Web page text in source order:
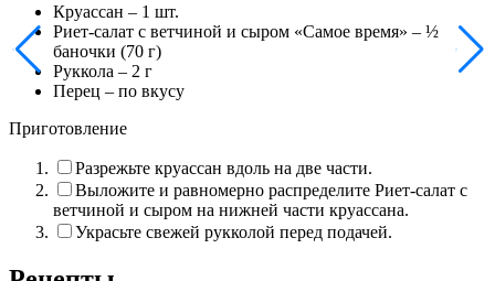
Круассан – 1 шт.
Риет-салат с ветчиной и сыром «Самое время» – ½
баночки (70 г)
Руккола – 2 г
Перец – по вкусу
Приготовление
Разрежьте круассан вдоль на две части.
Выложите и равномерно распределите Риет-салат с
ветчиной и сыром на нижней части круассана.
Украсьте свежей рукколой перед подачей.